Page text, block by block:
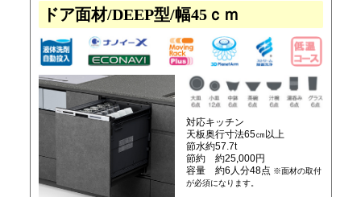
ドア面材/DEEP型/幅45ｃｍ
対応キッチン
天板奥行寸法65㎝以上
節水約57.7t
節約 約25,000円
容量 約6人分48点 ※面材の取付
が必須になります。